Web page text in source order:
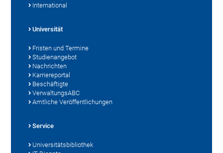
International
Universität
Fristen und Termine
Studienangebot
Nachrichten
Karriereportal
Beschäftigte
VerwaltungsABC
Amtliche Veröffentlichungen
Service
Universitätsbibliothek